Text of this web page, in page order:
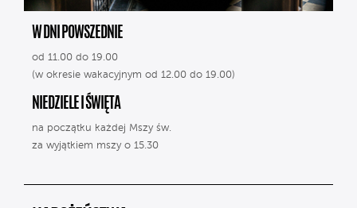
W DNI POWSZEDNIE
od 11.00 do 19.00
(w okresie wakacyjnym od 12.00 do 19.00)
NIEDZIELE I ŚWIĘTA
na początku każdej Mszy św.
za wyjątkiem mszy o 15.30